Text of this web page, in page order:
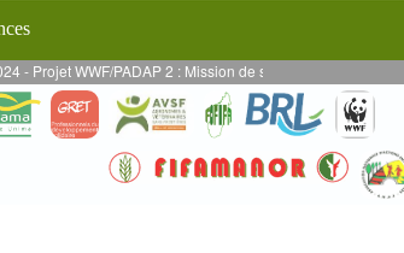
WWF/PADAP 2 : Mission de supervision des activités en